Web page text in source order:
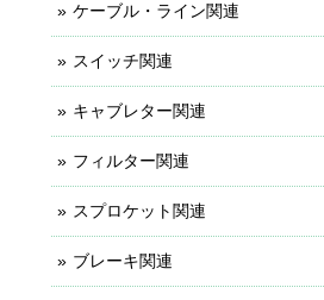
ケーブル・ライン関連
スイッチ関連
キャブレター関連
フィルター関連
スプロケット関連
ブレーキ関連